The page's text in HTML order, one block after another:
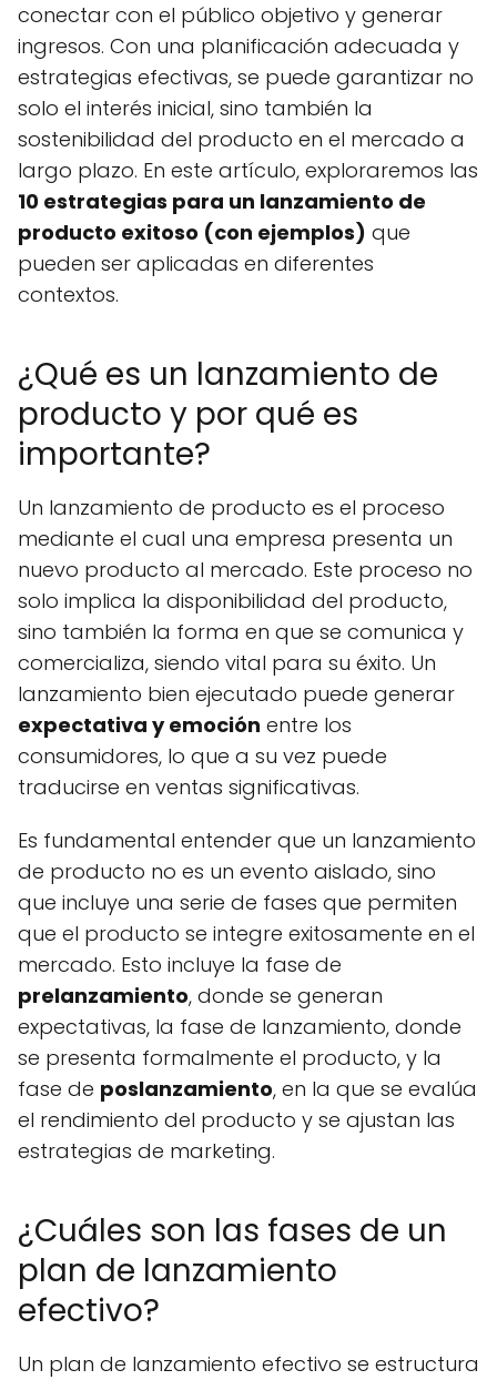
conectar con el público objetivo y generar
ingresos. Con una planificación adecuada y
estrategias efectivas, se puede garantizar no
solo el interés inicial, sino también la
sostenibilidad del producto en el mercado a
largo plazo. En este artículo, exploraremos las
10 estrategias para un lanzamiento de
producto exitoso (con ejemplos) que
pueden ser aplicadas en diferentes
contextos.
¿Qué es un lanzamiento de
producto y por qué es
importante?
Un lanzamiento de producto es el proceso
mediante el cual una empresa presenta un
nuevo producto al mercado. Este proceso no
solo implica la disponibilidad del producto,
sino también la forma en que se comunica y
comercializa, siendo vital para su éxito. Un
lanzamiento bien ejecutado puede generar
expectativa y emoción entre los
consumidores, lo que a su vez puede
traducirse en ventas significativas.
Es fundamental entender que un lanzamiento
de producto no es un evento aislado, sino
que incluye una serie de fases que permiten
que el producto se integre exitosamente en el
mercado. Esto incluye la fase de
prelanzamiento, donde se generan
expectativas, la fase de lanzamiento, donde
se presenta formalmente el producto, y la
fase de poslanzamiento, en la que se evalúa
el rendimiento del producto y se ajustan las
estrategias de marketing.
¿Cuáles son las fases de un
plan de lanzamiento
efectivo?
Un plan de lanzamiento efectivo se estructura